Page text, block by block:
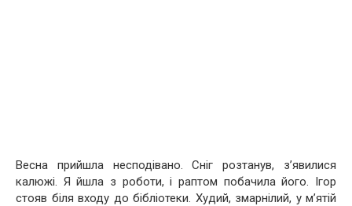
Весна прийшла несподівано. Сніг розтанув, з’явилися
калюжі. Я йшла з роботи, і раптом побачила його. Ігор
стояв біля входу до бібліотеки. Худий, змарнілий, у м’ятій